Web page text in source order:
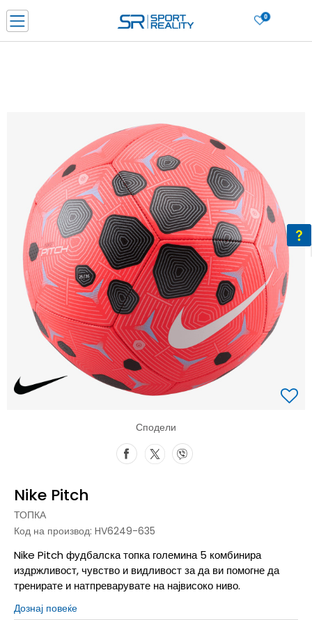
0
ДОЗНАЈ ПОВЕЌЕ
Ценовник
ДОЗНАЈ ПОВЕЌЕ
Сподели
Nike Pitch
ТОПКА
Код на производ: HV6249-635
Nike Pitch фудбалска топка големина 5 комбинира
издржливост, чувство и видливост за да ви помогне да
тренирате и натпреварувате на највисоко ниво.
Дознај повеќе